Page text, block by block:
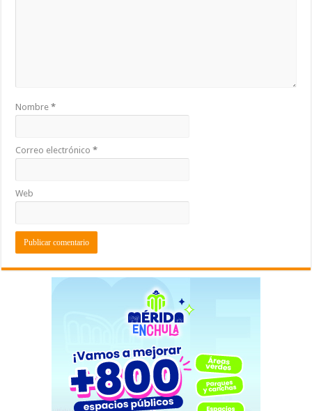
Nombre*
Correo electrónico*
Web